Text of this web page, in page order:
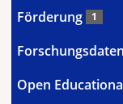
Förderung 1
Forschungsdaten
Open